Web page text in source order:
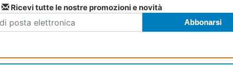
Ricevi tutte le nostre promozioni e novità